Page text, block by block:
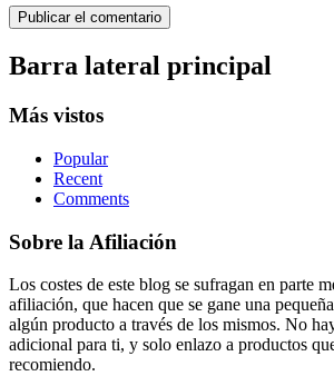
Barra lateral principal
Más vistos
Popular
Recent
Comments
Sobre la Afiliación
Los costes de este blog se sufragan en parte
afiliación, que hacen que se gane una
algún producto a través de los mismos. No
adicional para ti, y solo enlazo a productos
recomiendo.